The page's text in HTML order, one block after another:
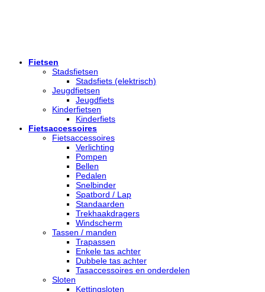
Fietsen
Stadsfietsen
Stadsfiets (elektrisch)
Jeugdfietsen
Jeugdfiets
Kinderfietsen
Kinderfiets
Fietsaccessoires
Fietsaccessoires
Verlichting
Pompen
Bellen
Pedalen
Snelbinder
Spatbord / Lap
Standaarden
Trekhaakdragers
Windscherm
Tassen / manden
Trapassen
Enkele tas achter
Dubbele tas achter
Tasaccessoires en onderdelen
Sloten
Kettingsloten